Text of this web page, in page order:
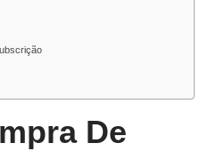
De